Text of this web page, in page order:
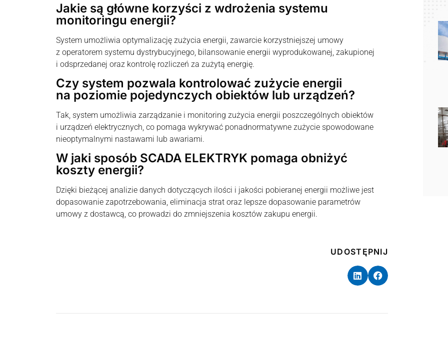
Jakie są główne korzyści z wdrożenia systemu
monitoringu energii?
System umożliwia optymalizację zużycia energii, zawarcie korzystniejszej umowy
z operatorem systemu dystrybucyjnego, bilansowanie energii wyprodukowanej, zakupionej
i odsprzedanej oraz kontrolę rozliczeń za zużytą energię.
Czy system pozwala kontrolować zużycie energii
na poziomie pojedynczych obiektów lub urządzeń?
Tak, system umożliwia zarządzanie i monitoring zużycia energii poszczególnych obiektów
i urządzeń elektrycznych, co pomaga wykrywać ponadnormatywne zużycie spowodowane
nieoptymalnymi nastawami lub awariami.
W jaki sposób SCADA ELEKTRYK pomaga obniżyć
koszty energii?
Dzięki bieżącej analizie danych dotyczących ilości i jakości pobieranej energii możliwe jest
dopasowanie zapotrzebowania, eliminacja strat oraz lepsze dopasowanie parametrów
umowy z dostawcą, co prowadzi do zmniejszenia kosztów zakupu energii.
UDOSTĘPNIJ